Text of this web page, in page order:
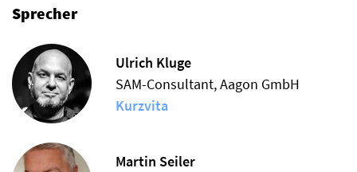
Sprecher
Ulrich Kluge
SAM-Consultant, Aagon GmbH
Kurzvita
Martin Seiler